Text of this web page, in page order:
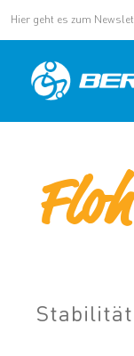
Hier geht es zum
Floh